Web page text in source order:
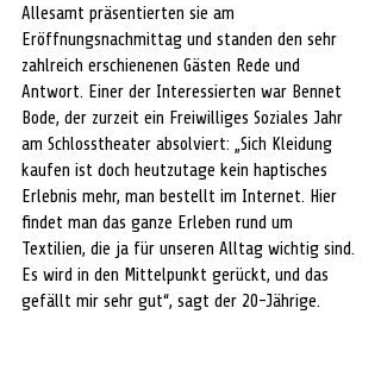
Allesamt präsentierten sie am
Eröffnungsnachmittag und standen den sehr
zahlreich erschienenen Gästen Rede und
Antwort. Einer der Interessierten war Bennet
Bode, der zurzeit ein Freiwilliges Soziales Jahr
am Schlosstheater absolviert: „Sich Kleidung
kaufen ist doch heutzutage kein haptisches
Erlebnis mehr, man bestellt im Internet. Hier
findet man das ganze Erleben rund um
Textilien, die ja für unseren Alltag wichtig sind.
Es wird in den Mittelpunkt gerückt, und das
gefällt mir sehr gut“, sagt der 20-Jährige.